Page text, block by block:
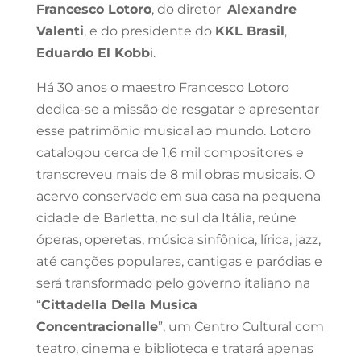
Francesco Lotoro, do diretor Alexandre
Valenti, e do presidente do KKL Brasil,
Eduardo El Kobbi.
Há 30 anos o maestro Francesco Lotoro
dedica-se a missão de resgatar e apresentar
esse patrimônio musical ao mundo. Lotoro
catalogou cerca de 1,6 mil compositores e
transcreveu mais de 8 mil obras musicais. O
acervo conservado em sua casa na pequena
cidade de Barletta, no sul da Itália, reúne
óperas, operetas, música sinfônica, lírica, jazz,
até canções populares, cantigas e paródias e
será transformado pelo governo italiano na
“Cittadella Della Musica
Concentracionalle”, um Centro Cultural com
teatro, cinema e biblioteca e tratará apenas